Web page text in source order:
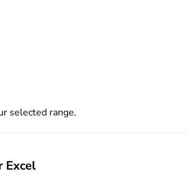
selected range.
Excel